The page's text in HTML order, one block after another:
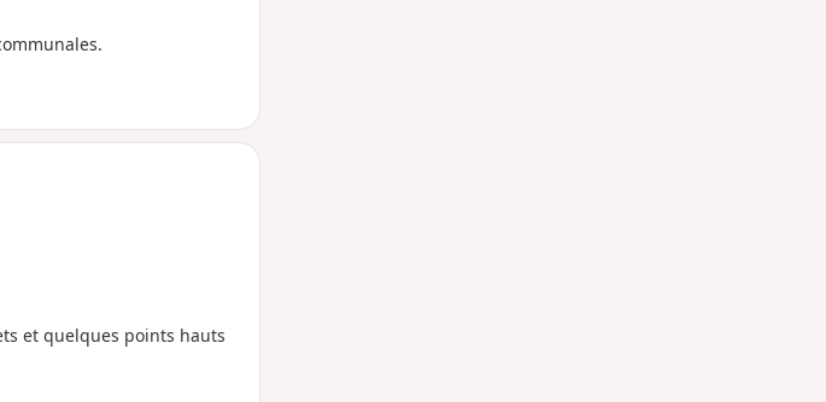
et quelques points hauts